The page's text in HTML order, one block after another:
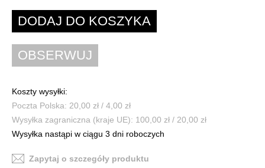
Koszty wysyłki:
Poczta Polska: 20,00 zł / 4,00 zł
Wysyłka zagraniczna (kraje UE): 100,00 zł / 20,00 zł
Wysyłka nastąpi w ciągu 3 dni roboczych
Zapytaj o szczegóły produktu